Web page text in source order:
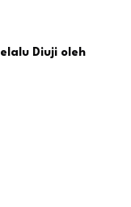
Diuji oleh